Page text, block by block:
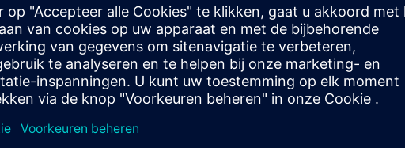
Breidt een Siemens Xcelerator-product/-oplossing uit of
bouwt hierop voort door een nieuw product te creëren,
of creëert een nieuwe klantoplossing via integratie van
het Siemens Xcelerator-product en eigen product